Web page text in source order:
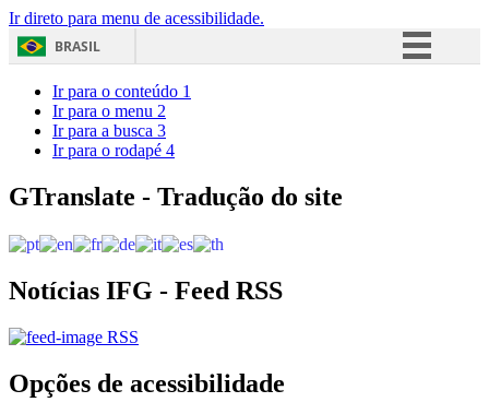
Ir direto para menu de acessibilidade.
BRASIL
Acesso à informação
Ir para o conteúdo 1
Ir para o menu 2
Ir para a busca 3
Ir para o rodapé 4
GTranslate - Tradução do site
Notícias IFG - Feed RSS
RSS
Opções de acessibilidade